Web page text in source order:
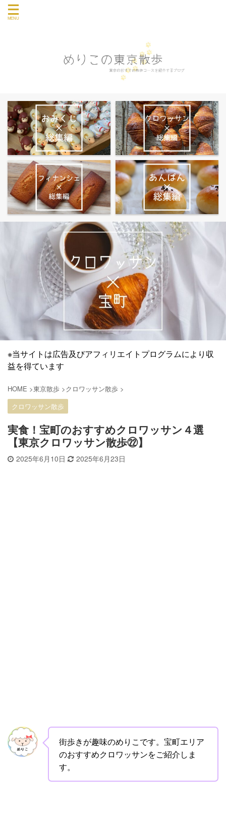
※当サイトは広告及びアフィリエイトプログラムにより収
益を得ています
HOME >東京散歩 >クロワッサン散歩 >
クロワッサン散歩
実食！宝町のおすすめクロワッサン４選
【東京クロワッサン散歩㉒】
2025年6月10日 2025年6月23日
街歩きが趣味のめりこです。宝町エリア
のおすすめクロワッサンをご紹介しま
す。